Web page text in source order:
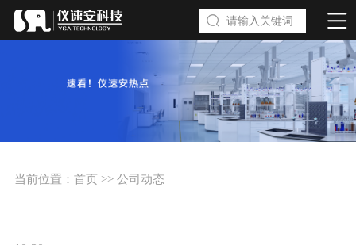
当前位置： 首页 >> 公司动态